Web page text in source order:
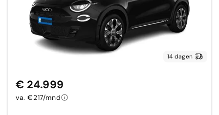
14 dagen
€ 24.999
va. €217/mnd